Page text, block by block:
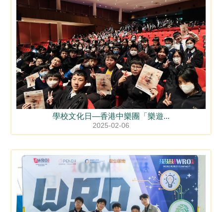
學校文化日—香港中樂團「樂遊...
2025-02-06